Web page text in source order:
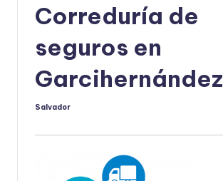
Correduría de
seguros en
Garcihernández
Publicado
Salvador